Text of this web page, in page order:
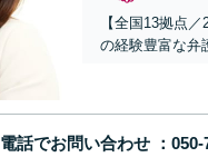
【全国13拠点
の経験豊富な弁
電話でお問い合わせ